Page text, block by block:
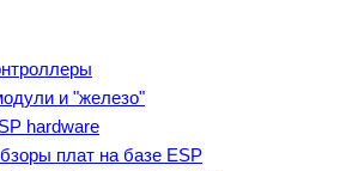
и "железо"
hardware
плат на базе ESP